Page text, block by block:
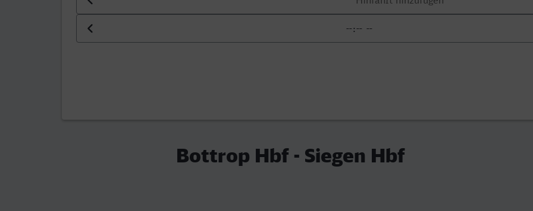
Uhrzeit der Hinfahrt
Bottrop Hbf - Siegen Hbf